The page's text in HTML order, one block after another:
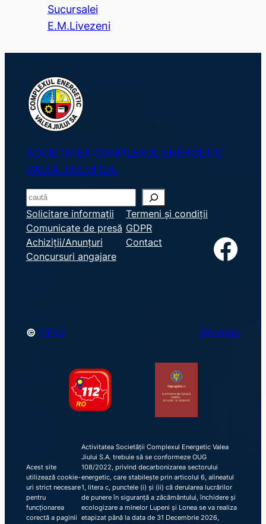
Sucursalei
E.M.Livezeni
SOCIETATEA COMPLEXUL ENERGETIC
VALEA JIULUI S.A.
S
e
a
r
c
Solicitare informații
Comunicate de presă
Achiziții/Anunțuri
Concursuri angajare
Termeni și condiții
GDPR
Contact
Facebook
© CEVJ Sitemap
Acest site
utilizează cookie-
uri strict necesare
pentru
funcționarea
corectă a paginii
Activitatea Societății Complexul Energetic Valea
Jiului S.A. trebuie să se conformeze OUG
108/2022, privind decarbonizarea sectorului
energetic, care stabilește prin articolul 6, alineatul
1, litera c, punctele (i) și (ii) că derularea lucrărilor
de punere în siguranță a zăcământului, închidere și
ecologizare a minelor Lupeni și Lonea se va realiza
etapizat până la data de 31 Decembrie 2026,